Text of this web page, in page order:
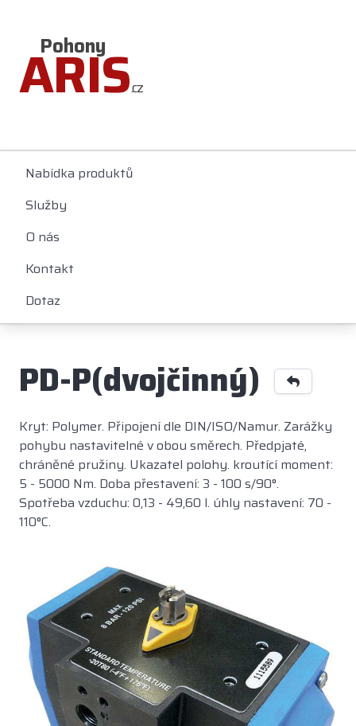
Pohony
ARIS.cz
Nabídka produktů
Služby
O nás
Kontakt
Dotaz
PD-P(dvojčinný)
Kryt: Polymer. Připojení dle DIN/ISO/Namur. Zarážky
pohybu nastavitelné v obou směrech. Předpjaté,
chráněné pružiny. Ukazatel polohy. kroutící moment:
5 - 5000 Nm. Doba přestavení: 3 - 100 s/90°.
Spotřeba vzduchu: 0,13 - 49,60 l. úhly nastavení: 70 -
110°C.